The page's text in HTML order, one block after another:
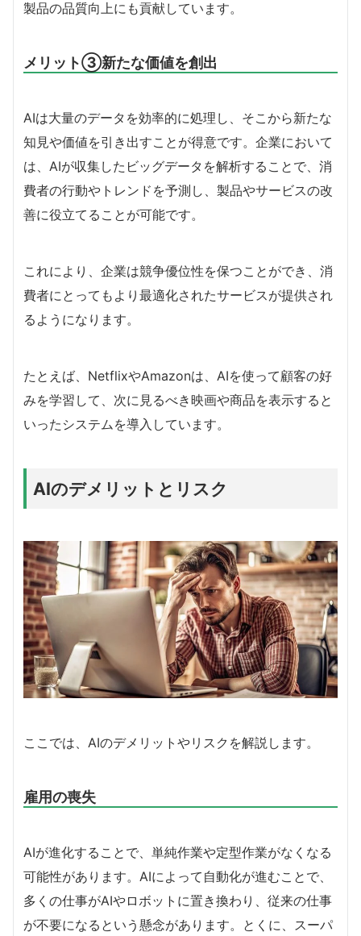
製品の品質向上にも貢献しています。
メリット③新たな価値を創出
AIは大量のデータを効率的に処理し、そこから新たな
知見や価値を引き出すことが得意です。企業において
は、AIが収集したビッグデータを解析することで、消
費者の行動やトレンドを予測し、製品やサービスの改
善に役立てることが可能です。
これにより、企業は競争優位性を保つことができ、消
費者にとってもより最適化されたサービスが提供され
るようになります。
たとえば、NetflixやAmazonは、AIを使って顧客の好
みを学習して、次に見るべき映画や商品を表示すると
いったシステムを導入しています。
AIのデメリットとリスク
ここでは、AIのデメリットやリスクを解説します。
雇用の喪失
AIが進化することで、単純作業や定型作業がなくなる
可能性があります。AIによって自動化が進むことで、
多くの仕事がAIやロボットに置き換わり、従来の仕事
が不要になるという懸念があります。とくに、スーパ